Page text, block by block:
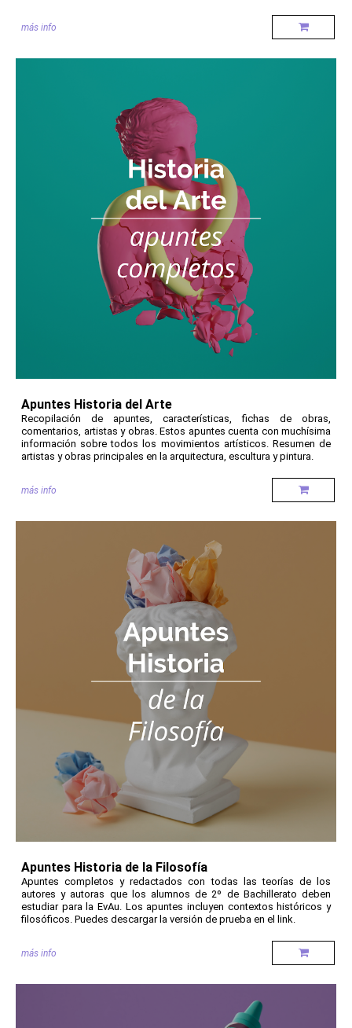
más info
Apuntes Historia del Arte
Recopilación de apuntes, características, fichas de obras,
comentarios, artistas y obras. Estos apuntes cuenta con muchísima
información sobre todos los movimientos artísticos. Resumen de
artistas y obras principales en la arquitectura, escultura y pintura.
más info
Apuntes Historia de la Filosofía
Apuntes completos y redactados con todas las teorías de los
autores y autoras que los alumnos de 2º de Bachillerato deben
estudiar para la EvAu. Los apuntes incluyen contextos históricos y
filosóficos. Puedes descargar la versión de prueba en el link.
más info